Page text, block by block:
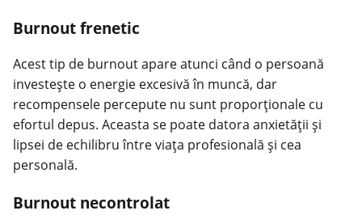
Burnout frenetic
Acest tip de burnout apare atunci când o persoană
investește o energie excesivă în muncă, dar
recompensele percepute nu sunt proporționale cu
efortul depus. Aceasta se poate datora anxietății și
lipsei de echilibru între viața profesională și cea
personală.
Burnout necontrolat